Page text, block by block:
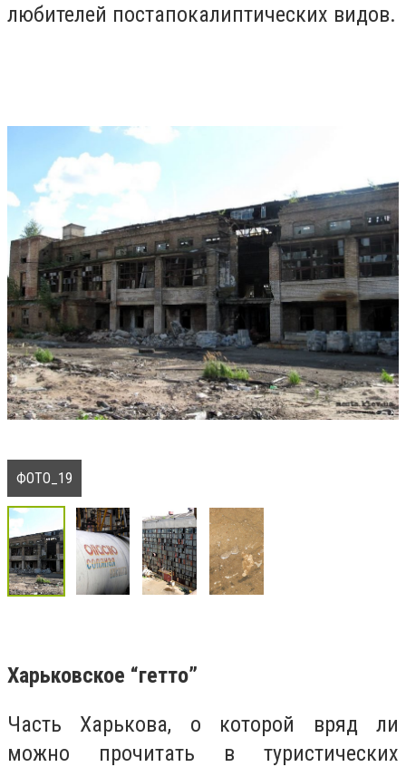
любителей постапокалиптических видов.
ФОТО_19
Харьковское “гетто”
Часть Харькова, о которой вряд ли
можно прочитать в туристических